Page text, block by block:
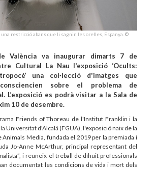
restricció abans que li sagnin les orelles, Espanya. ©
València va inaugurar dimarts 7 de
Cultural La Nau l'exposició ‘Ocults:
una col·lecció d'imatges que
sobre el problema de
L’exposició es podrà visitar a la Sala de
10 de desembre.
Friends of Thoreau de l'Institut Franklin i la
Universitat d'Alcalá (FGUA), l'exposició naix de la
Animals Media, fundada el 2019 per la premiada i
Jo-Anne McArthur, principal representant del
i reuneix el treball de díhuit professionals
documentat les condicions de vida i mort dels